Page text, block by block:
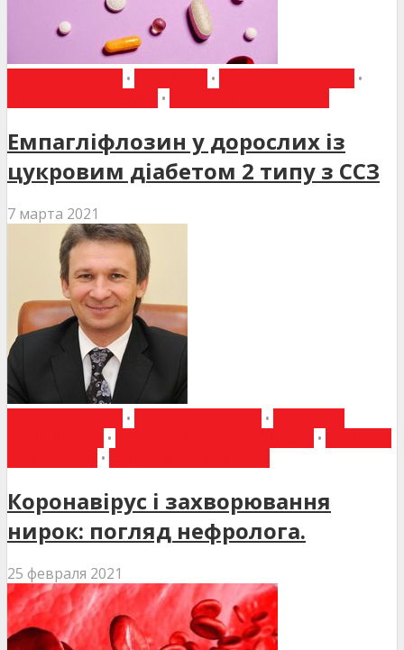
• •
•
•
Емпагліфлозин у дорослих із
цукровим діабетом 2 типу з ССЗ
7 марта 2021
• •
• •
•
Коронавірус і захворювання
нирок: погляд нефролога.
25 февраля 2021